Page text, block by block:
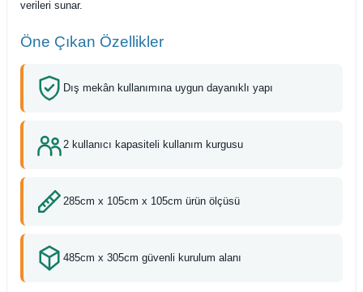
verileri sunar.
Öne Çıkan Özellikler
Dış mekân kullanımına uygun dayanıklı yapı
2 kullanıcı kapasiteli kullanım kurgusu
285cm x 105cm x 105cm ürün ölçüsü
485cm x 305cm güvenli kurulum alanı